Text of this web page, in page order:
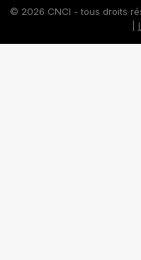
© 2026 CNCI - tous droits